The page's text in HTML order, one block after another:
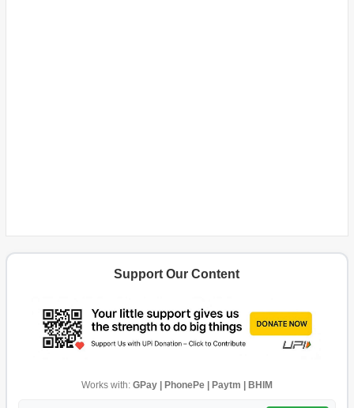
Support Our Content
Works with: GPay | PhonePe | Paytm | BHIM